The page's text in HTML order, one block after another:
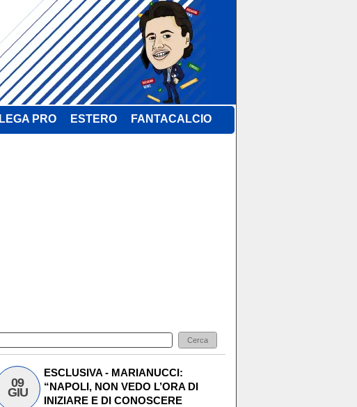
LEGA PRO ESTERO FANTACALCIO
09
GIU
ESCLUSIVA - MARIANUCCI:
“NAPOLI, NON VEDO L’ORA DI
INIZIARE E DI CONOSCERE